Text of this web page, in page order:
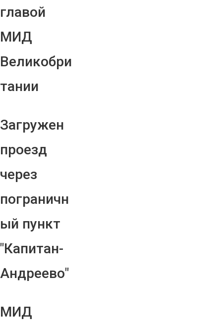
главой
МИД
Великобри
тании
Загружен
проезд
через
пограничн
ый пункт
"Капитан-
Андреево"
МИД